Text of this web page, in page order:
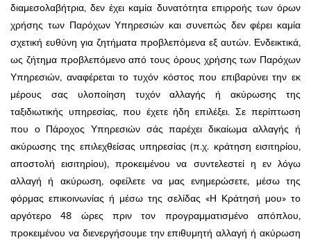
διαμεσολαβήτρια, δεν έχει καμία δυνατότητα επιρροής των όρων
χρήσης των Παρόχων Υπηρεσιών και συνεπώς δεν φέρει καμία
σχετική ευθύνη για ζητήματα προβλεπόμενα εξ αυτών. Ενδεικτικά,
ως ζήτημα προβλεπόμενο από τους όρους χρήσης των Παρόχων
Υπηρεσιών, αναφέρεται το τυχόν κόστος που επιβαρύνει την εκ
μέρους σας υλοποίηση τυχόν αλλαγής ή ακύρωσης της
ταξιδιωτικής υπηρεσίας, που έχετε ήδη επιλέξει. Σε περίπτωση
που ο Πάροχος Υπηρεσιών σάς παρέχει δικαίωμα αλλαγής ή
ακύρωσης της επιλεχθείσας υπηρεσίας (π.χ. κράτηση εισιτηρίου,
αποστολή εισιτηρίου), προκειμένου να συντελεστεί η εν λόγω
αλλαγή ή ακύρωση, οφείλετε να μας ενημερώσετε, μέσω της
φόρμας επικοινωνίας ή μέσω της σελίδας «Η Κράτησή μου» το
αργότερο 48 ώρες πριν τον προγραμματισμένο απόπλου,
προκειμένου να διενεργήσουμε την επιθυμητή αλλαγή ή ακύρωση